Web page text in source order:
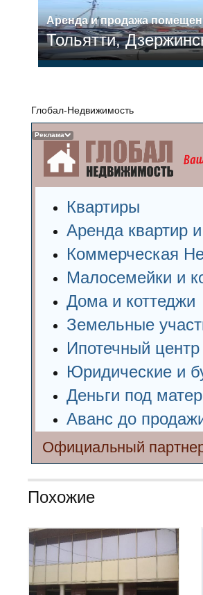
Аренда и продажа
Тольятти,
Реклама
Глобал-Недвижимость
Квартиры
Аренда квартир
Коммерческая
Малосемейки и
Дома и коттеджи
Земельные
Ипотечный центр
Юридические и
Деньги под
Аванс до
Официальный
Похожие